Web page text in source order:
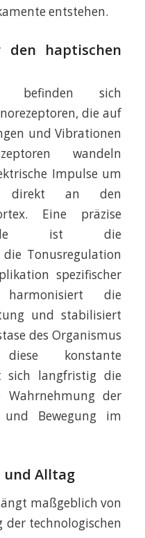
entstehen.
den haptischen
befinden sich
die auf
und Vibrationen
wandeln
Impulse um
direkt an den
Eine präzise
ist die
Tonusregulation
spezifischer
die
und stabilisiert
des Organismus
konstante
sich langfristig die
Wahrnehmung der
und Bewegung im
und Alltag
maßgeblich von
technologischen